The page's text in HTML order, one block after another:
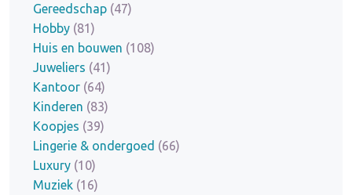
Gereedschap (47)
Hobby (81)
Huis en bouwen (108)
Juweliers (41)
Kantoor (64)
Kinderen (83)
Koopjes (39)
Lingerie & ondergoed (66)
Luxury (10)
Muziek (16)